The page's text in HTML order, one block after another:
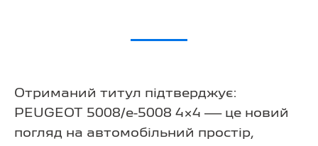
Отриманий титул підтверджує:
PEUGEOT 5008/e-5008 4×4 — це новий
погляд на автомобільний простір,